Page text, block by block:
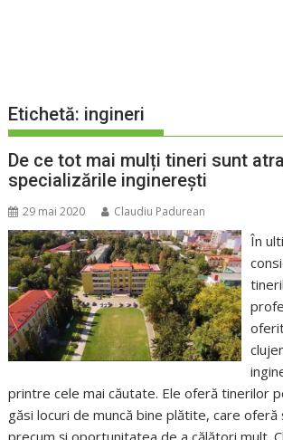
Etichetă: ingineri
De ce tot mai mulți tineri sunt
specializările inginerești
29 mai 2020 Claudiu Padurean
În
printre cele mai căutate. Ele oferă tinerilor
găsi locuri de muncă bine plătite, care oferă